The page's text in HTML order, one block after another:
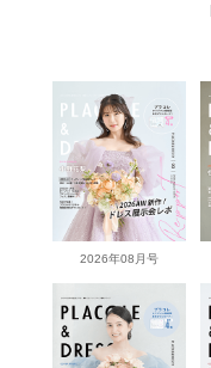
2026年08月号